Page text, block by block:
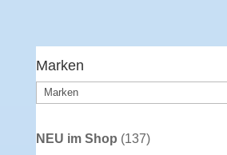
Marken
NEU im Shop 137137